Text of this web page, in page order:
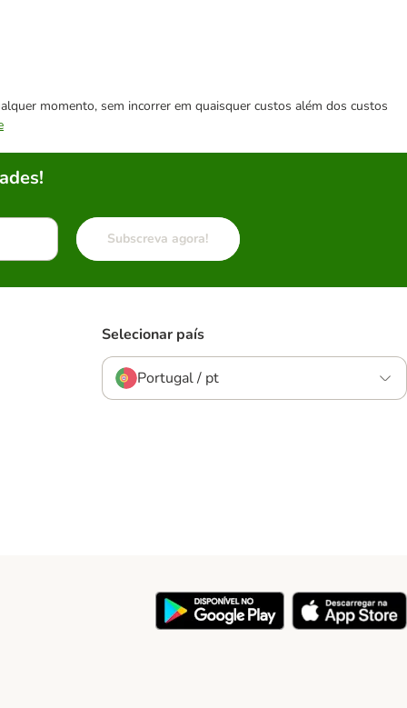
momento, sem incorrer em quaisquer custos além dos custos
Subscreva agora!
Selecionar país
Portugal / pt